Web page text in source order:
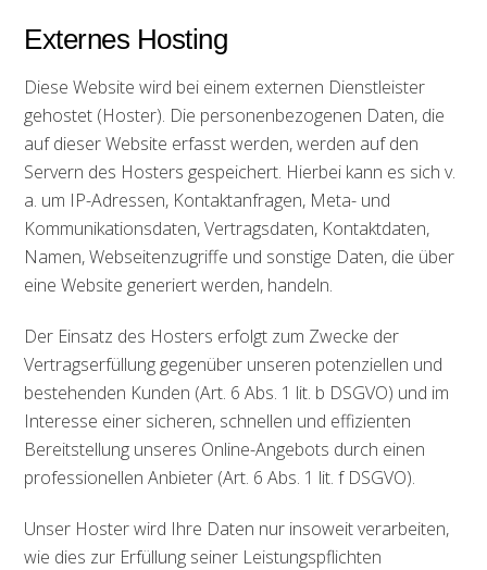
Externes Hosting
Diese Website wird bei einem externen Dienstleister
gehostet (Hoster). Die personenbezogenen Daten, die
auf dieser Website erfasst werden, werden auf den
Servern des Hosters gespeichert. Hierbei kann es sich v.
a. um IP-Adressen, Kontaktanfragen, Meta- und
Kommunikationsdaten, Vertragsdaten, Kontaktdaten,
Namen, Webseitenzugriffe und sonstige Daten, die über
eine Website generiert werden, handeln.
Der Einsatz des Hosters erfolgt zum Zwecke der
Vertragserfüllung gegenüber unseren potenziellen und
bestehenden Kunden (Art. 6 Abs. 1 lit. b DSGVO) und im
Interesse einer sicheren, schnellen und effizienten
Bereitstellung unseres Online-Angebots durch einen
professionellen Anbieter (Art. 6 Abs. 1 lit. f DSGVO).
Unser Hoster wird Ihre Daten nur insoweit verarbeiten,
wie dies zur Erfüllung seiner Leistungspflichten